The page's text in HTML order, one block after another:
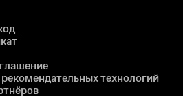
технологий